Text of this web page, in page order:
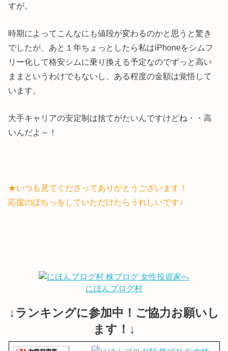
すが。
時期によってこんなにも値段が変わるのかと思うと驚き
でしたが、あと１年ちょっとしたら私はiPhoneをシムフ
リー化して格安シムに乗り換える予定なのでずっと高い
ままというわけでもないし、ある程度の金額は覚悟して
います。
大手キャリアの安定制は捨てがたいんですけどね・・高
いんだよ～！
★いつも見てくださってありがとうございます！
応援のぽちっをしていただけたらうれしいです♪
にほんブログ村
↓ランキングに参加中！ご協力お願いし
ます！↓